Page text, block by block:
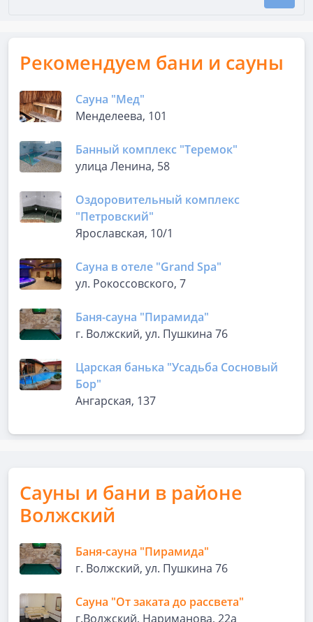
Рекомендуем бани и сауны
Сауна "Мед"
Менделеева, 101
Банный комплекс "Теремок"
улица Ленина, 58
Оздоровительный комплекс
"Петровский"
Ярославская, 10/1
Сауна в отеле "Grand Spa"
ул. Рокоссовского, 7
Баня-сауна "Пирамида"
г. Волжский, ул. Пушкина 76
Царская банька "Усадьба Сосновый
Бор"
Ангарская, 137
Сауны и бани в районе
Волжский
Баня-сауна "Пирамида"
г. Волжский, ул. Пушкина 76
Сауна "От заката до рассвета"
г.Волжский, Нариманова, 22а